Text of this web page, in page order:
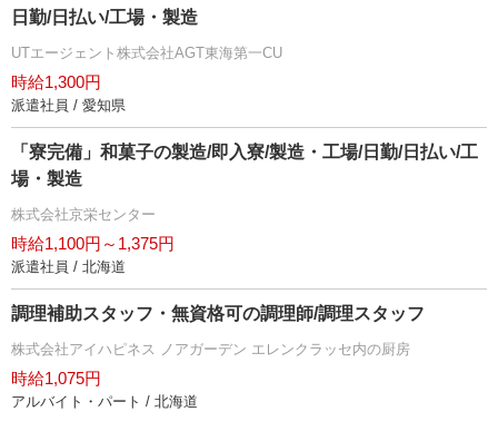
日勤/日払い/工場・製造
UTエージェント株式会社AGT東海第一CU
時給1,300円
派遣社員 / 愛知県
「寮完備」和菓子の製造/即入寮/製造・工場/日勤/日払い/工
場・製造
株式会社京栄センター
時給1,100円～1,375円
派遣社員 / 北海道
調理補助スタッフ・無資格可の調理師/調理スタッフ
株式会社アイハピネス ノアガーデン エレンクラッセ内の厨房
時給1,075円
アルバイト・パート / 北海道